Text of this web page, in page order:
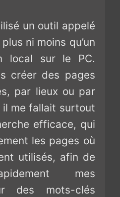
un outil appelé
ni moins qu’un
local sur le PC.
créer des pages
par lieux ou par
il me fallait surtout
efficace, qui
les pages où
utilisés, afin de
mes
des mots-clés